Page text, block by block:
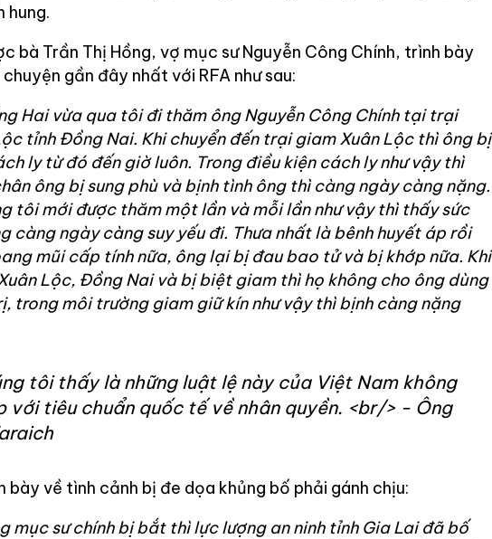
hung.
bà Trần Thị Hồng, vợ mục sư Nguyễn Công Chính, trình bày
gần đây nhất với RFA như sau:
Hai vừa qua tôi đi thăm ông Nguyễn Công Chính tại trại
tỉnh Đồng Nai. Khi chuyển đến trại giam Xuân Lộc thì ông bị
ly từ đó đến giờ luôn. Trong điều kiện cách ly như vậy thì
ông bị sung phù và bịnh tình ông thì càng ngày càng nặng.
tôi mới được thăm một lần và mỗi lần như vậy thì thấy sức
càng ngày càng suy yếu đi. Thưa nhất là bênh huyết áp rồi
mũi cấp tính nữa, ông lại bị đau bao tử và bị khớp nữa. Khi
Lộc, Đồng Nai và bị biệt giam thì họ không cho ông dùng
trong môi trường giam giữ kín như vậy thì bịnh càng nặng
tôi thấy là những luật lệ này của Việt Nam không
với tiêu chuẩn quốc tế về nhân quyền. <br/> - Ông
bày về tình cảnh bị đe dọa khủng bố phải gánh chịu:
mục sư chính bị bắt thì lực lượng an ninh tỉnh Gia Lai đã bố